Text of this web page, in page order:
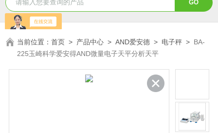
当前位置：首页 > 产品中心 >AND爱安德 > 电子秤 > BA-
225玉崎科学爱安得AND微量电子天平分析天平